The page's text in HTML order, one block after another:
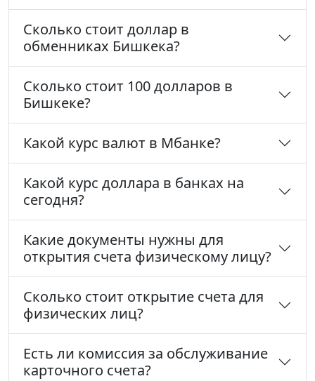
Сколько стоит доллар в
обменниках Бишкека?
Сколько стоит 100 долларов в
Бишкеке?
Какой курс валют в Мбанке?
Какой курс доллара в банках на
сегодня?
Какие документы нужны для
открытия счета физическому лицу?
Сколько стоит открытие счета для
физических лиц?
Есть ли комиссия за обслуживание
карточного счета?